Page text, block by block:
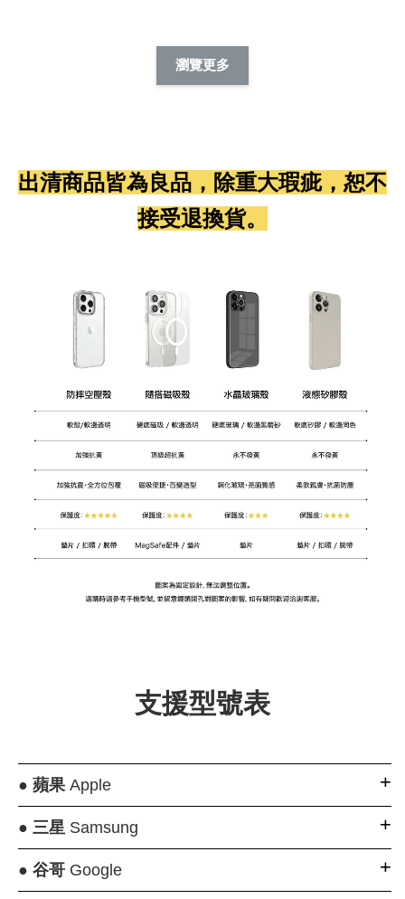
瀏覽更多
出清商品皆為良品，除重大瑕疵，恕不
接受退換貨。
支援型號表
● 蘋果Apple
● 三星Samsung
● 谷哥Google